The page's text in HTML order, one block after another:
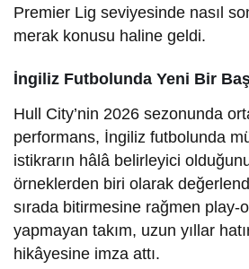
Premier Lig seviyesinde nasıl
merak konusu haline geldi.
İngiliz Futbolunda Yeni Bir
Hull City’nin 2026 sezonunda
performans, İngiliz futbolunda
istikrarın hâlâ belirleyici
örneklerden biri olarak
sırada bitirmesine rağmen play-
yapmayan takım, uzun yıllar
hikâyesine imza attı.